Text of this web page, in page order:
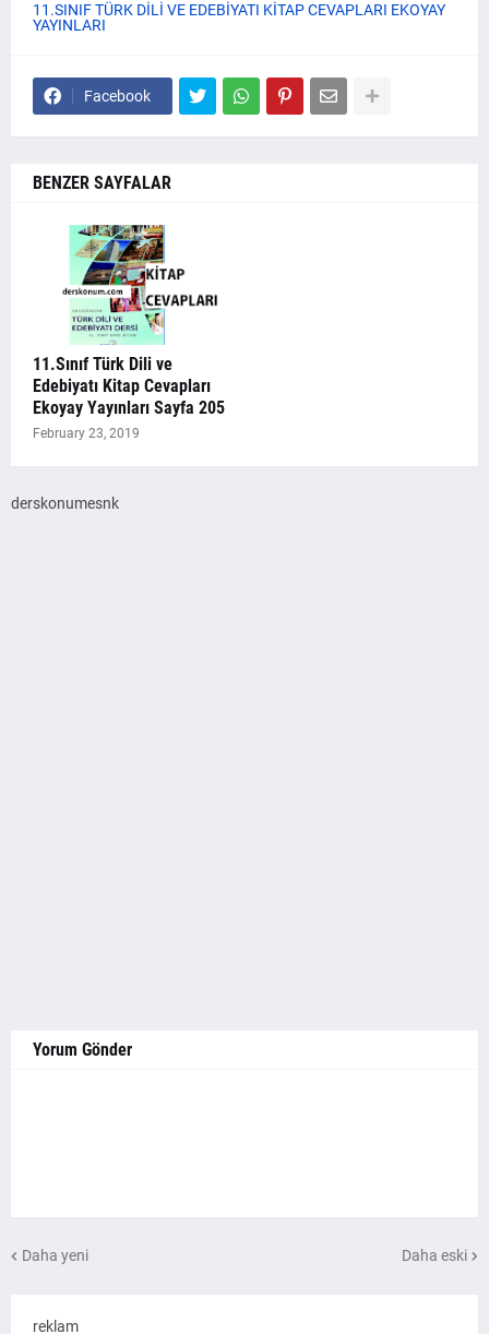
11.SINIF TÜRK DİLİ VE EDEBİYATI KİTAP CEVAPLARI EKOYAY
YAYINLARI
Facebook
BENZER SAYFALAR
11.Sınıf Türk Dili ve
Edebiyatı Kitap Cevapları
Ekoyay Yayınları Sayfa 205
February 23, 2019
derskonumesnk
Yorum Gönder
Daha yeni Daha eski
reklam